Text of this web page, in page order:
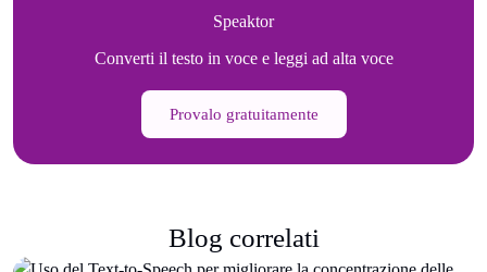
Speaktor
Converti il testo in voce e leggi ad alta voce
Provalo gratuitamente
Blog correlati